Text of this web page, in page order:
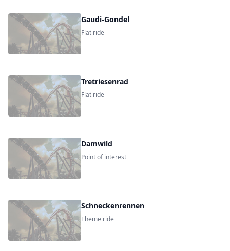
Gaudi-Gondel
Flat ride
Tretriesenrad
Flat ride
Damwild
Point of interest
Schneckenrennen
Theme ride